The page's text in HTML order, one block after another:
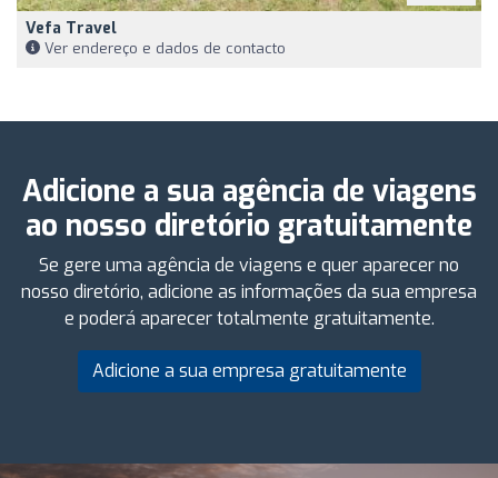
Vefa Travel
Ver endereço e dados de contacto
Adicione a sua agência de viagens
ao nosso diretório gratuitamente
Se gere uma agência de viagens e quer aparecer no
nosso diretório, adicione as informações da sua empresa
e poderá aparecer totalmente gratuitamente.
Adicione a sua empresa gratuitamente